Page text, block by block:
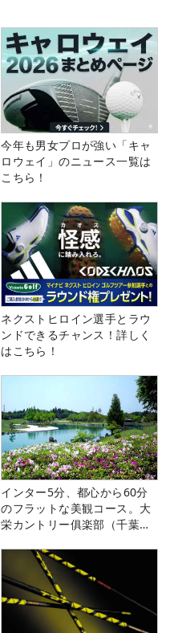
今年も男女プロが強い「キャ
ロウェイ」のニュース一覧は
こちら！
ネクストヒロイン選手とラウ
ンドできるチャンス！詳しく
はこちら！
インター5分、都心から60分
のフラットな美観コース。大
栄カントリー俱楽部（千葉